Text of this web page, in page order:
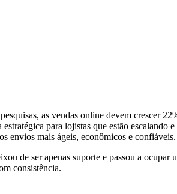
as vendas online devem crescer
para lojistas que estão escalando
envios mais ágeis, econômicos e confiáveis.
de ser apenas suporte e passou a ocupar
consistência.